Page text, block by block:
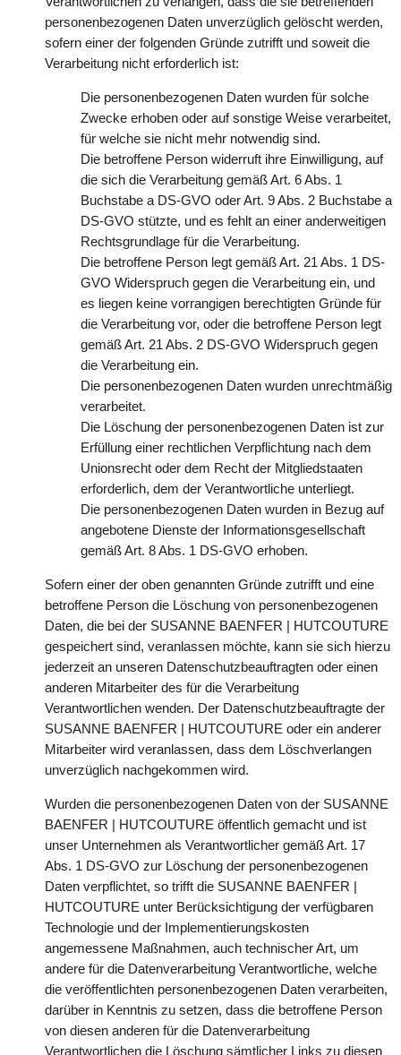
personenbezogenen Daten unverzüglich gelöscht werden,
sofern einer der folgenden Gründe zutrifft und soweit die
Verarbeitung nicht erforderlich ist:
Die personenbezogenen Daten wurden für solche
Zwecke erhoben oder auf sonstige Weise verarbeitet,
für welche sie nicht mehr notwendig sind.
Die betroffene Person widerruft ihre Einwilligung, auf
die sich die Verarbeitung gemäß Art. 6 Abs. 1
Buchstabe a DS-GVO oder Art. 9 Abs. 2 Buchstabe a
DS-GVO stützte, und es fehlt an einer anderweitigen
Rechtsgrundlage für die Verarbeitung.
Die betroffene Person legt gemäß Art. 21 Abs. 1 DS-
GVO Widerspruch gegen die Verarbeitung ein, und
es liegen keine vorrangigen berechtigten Gründe für
die Verarbeitung vor, oder die betroffene Person legt
gemäß Art. 21 Abs. 2 DS-GVO Widerspruch gegen
die Verarbeitung ein.
Die personenbezogenen Daten wurden unrechtmäßig
verarbeitet.
Die Löschung der personenbezogenen Daten ist zur
Erfüllung einer rechtlichen Verpflichtung nach dem
Unionsrecht oder dem Recht der Mitgliedstaaten
erforderlich, dem der Verantwortliche unterliegt.
Die personenbezogenen Daten wurden in Bezug auf
angebotene Dienste der Informationsgesellschaft
gemäß Art. 8 Abs. 1 DS-GVO erhoben.
Sofern einer der oben genannten Gründe zutrifft und eine
betroffene Person die Löschung von personenbezogenen
Daten, die bei der SUSANNE BAENFER | HUTCOUTURE
gespeichert sind, veranlassen möchte, kann sie sich hierzu
jederzeit an unseren Datenschutzbeauftragten oder einen
anderen Mitarbeiter des für die Verarbeitung
Verantwortlichen wenden. Der Datenschutzbeauftragte der
SUSANNE BAENFER | HUTCOUTURE oder ein anderer
Mitarbeiter wird veranlassen, dass dem Löschverlangen
unverzüglich nachgekommen wird.
Wurden die personenbezogenen Daten von der SUSANNE
BAENFER | HUTCOUTURE öffentlich gemacht und ist
unser Unternehmen als Verantwortlicher gemäß Art. 17
Abs. 1 DS-GVO zur Löschung der personenbezogenen
Daten verpflichtet, so trifft die SUSANNE BAENFER |
HUTCOUTURE unter Berücksichtigung der verfügbaren
Technologie und der Implementierungskosten
angemessene Maßnahmen, auch technischer Art, um
andere für die Datenverarbeitung Verantwortliche, welche
die veröffentlichten personenbezogenen Daten verarbeiten,
darüber in Kenntnis zu setzen, dass die betroffene Person
von diesen anderen für die Datenverarbeitung
Verantwortlichen die Löschung sämtlicher Links zu diesen